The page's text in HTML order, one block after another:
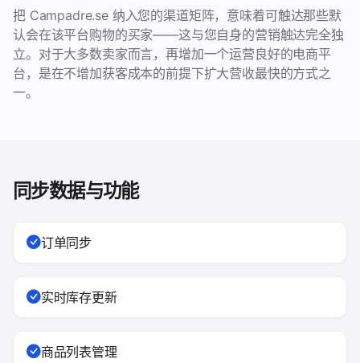
把 Campadre.se 纳入您的渠道矩阵，意味着可触达那些默
认会在该平台购物的买家——这与您自身的营销触达完全独
立。对于大多数卖家而言，再增加一个运营良好的电商平
台，是在不增加获客成本的前提下扩大营收最快的方式之
一。
同步数据与功能
订单同步
实时库存更新
商品列表管理